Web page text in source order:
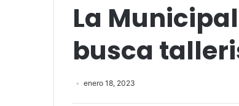
La
busca
enero 18, 2023